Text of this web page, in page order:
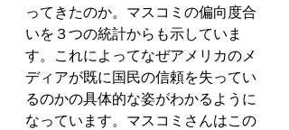
ってきたのか。マスコミの偏向度合
いを３つの統計からも示していま
す。これによってなぜアメリカのメ
ディアが既に国民の信頼を失ってい
るのかの具体的な姿がわかるように
なっています。マスコミさんはこの